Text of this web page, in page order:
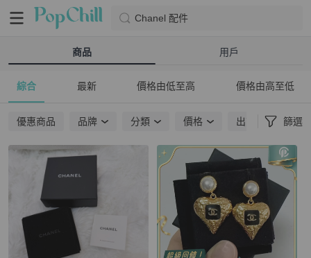
Chanel 配件
商品 用戶
綜合 最新 價格由低至高 價格由高至低
優惠商品 品牌 分類 價格 出貨地點 篩選